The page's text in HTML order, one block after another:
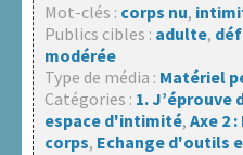
Mot-clés : corps nu,
Publics cibles : adulte,
modérée
Type de média : Matériel
Catégories : 1. J’éprouve
espace d'intimité, Axe 2
corps, Echange d'outils